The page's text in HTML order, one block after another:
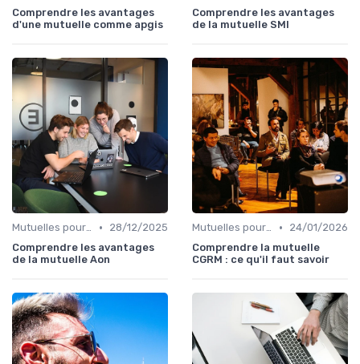
Comprendre les avantages
d'une mutuelle comme apgis
Comprendre les avantages
de la mutuelle SMI
Mutuelles pour Particuliers •
28/12/2025
Comprendre les avantages
de la mutuelle Aon
Mutuelles pour Particuliers •
24/01/2026
Comprendre la mutuelle
CGRM : ce qu'il faut savoir